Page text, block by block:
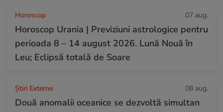
Horoscop 07 aug.
Horoscop Urania | Previziuni astrologice pentru
perioada 8 – 14 august 2026. Lună Nouă în
Leu; Eclipsă totală de Soare
Știri Externe 08 aug.
Două anomalii oceanice se dezvoltă simultan